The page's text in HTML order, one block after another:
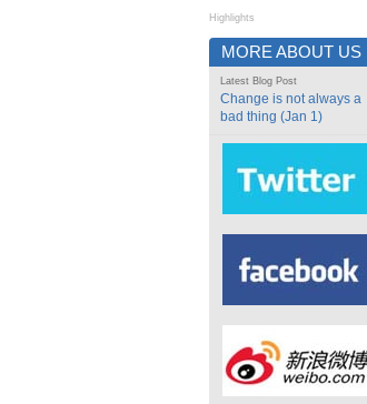
Highlights
MORE ABOUT US
Latest Blog Post
Change is not always a
bad thing (Jan 1)